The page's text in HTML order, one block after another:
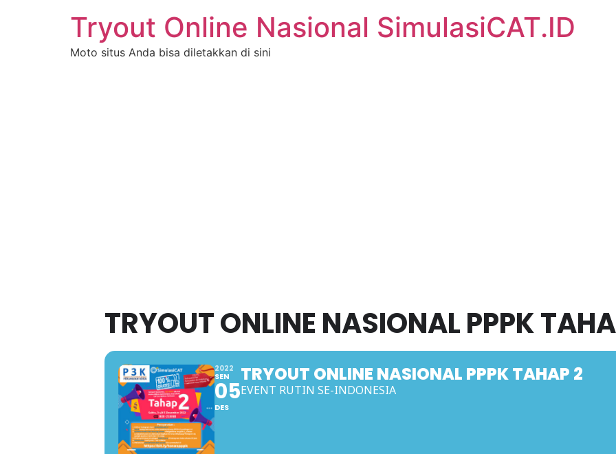
Tryout Online Nasional SimulasiCAT.ID
Moto situs Anda bisa diletakkan di sini
TRYOUT ONLINE NASIONAL PPPK
2022
SEN
05
DES
TRYOUT ONLINE NASIONAL PPPK TAHAP 2
EVENT RUTIN SE-INDONESIA